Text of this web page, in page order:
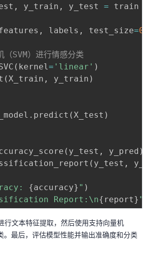
, y_train , y_test = train
, labels , test_size=
SVM）进行情感分类
( kernel = 'linear' )
( X_train , y_train )
. predict ( X_test )
( y_test , y_pred )
( y_test ,
{accuracy} " )
Report:\n{ report} "
行文本特征提取，然后使用支持向量机
。最后，评估模型性能并输出准确度和分类